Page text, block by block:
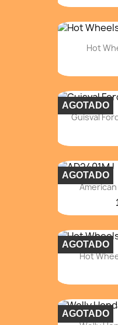
Hot
Guisval
AGOTADO
American
AGOTADO
Hot
AGOTADO
AGOTADO